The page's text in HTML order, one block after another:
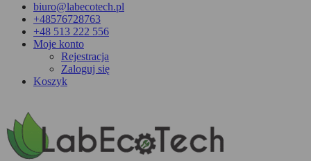
biuro@labecotech.pl
+48576728763
+48 513 222 556
Moje konto
Rejestracja
Zaloguj się
Koszyk